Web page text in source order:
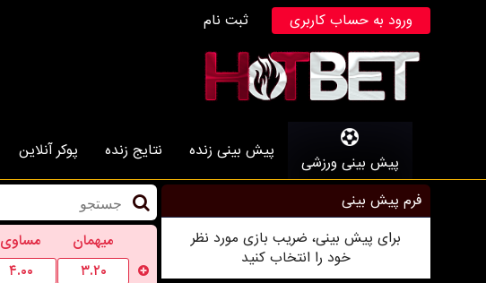
ورود به حساب کاربری ثبت نام
پیش بینی ورزشی
پیش بینی زنده نتایج زنده پوکر آنلاین
فرم پیش بینی
برای پیش بینی، ضریب بازی مورد نظر
خود را انتخاب کنید
مساوی
میهمان
۴.۰۰
۳.۲۰